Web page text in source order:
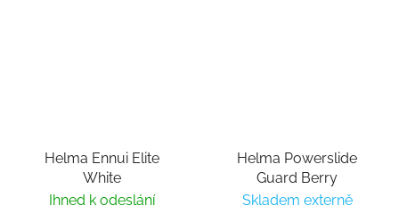
Helma Ennui Elite
White
Ihned k odeslání
Helma Powerslide
Guard Berry
Skladem externě